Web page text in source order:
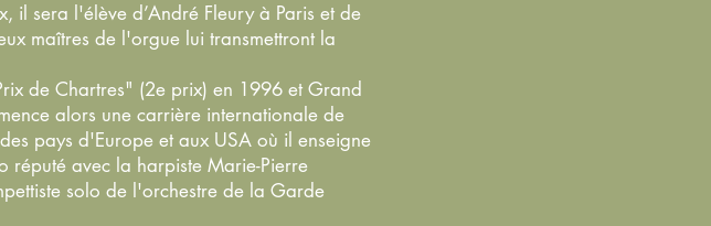
il sera l'élève d’André Fleury à Paris et de
maîtres de l'orgue lui transmettront la
de Chartres" (2e prix) en 1996 et Grand
alors une carrière internationale de
pays d'Europe et aux USA où il enseigne
réputé avec la harpiste Marie-Pierre
solo de l'orchestre de la Garde